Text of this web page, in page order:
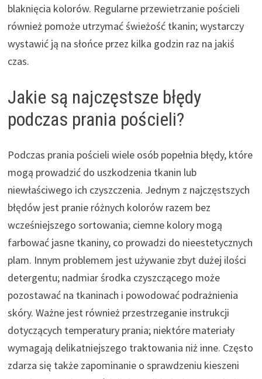
blaknięcia kolorów. Regularne przewietrzanie pościeli
również pomoże utrzymać świeżość tkanin; wystarczy
wystawić ją na słońce przez kilka godzin raz na jakiś
czas.
Jakie są najczęstsze błędy
podczas prania pościeli?
Podczas prania pościeli wiele osób popełnia błędy, które
mogą prowadzić do uszkodzenia tkanin lub
niewłaściwego ich czyszczenia. Jednym z najczęstszych
błędów jest pranie różnych kolorów razem bez
wcześniejszego sortowania; ciemne kolory mogą
farbować jasne tkaniny, co prowadzi do nieestetycznych
plam. Innym problemem jest używanie zbyt dużej ilości
detergentu; nadmiar środka czyszczącego może
pozostawać na tkaninach i powodować podrażnienia
skóry. Ważne jest również przestrzeganie instrukcji
dotyczących temperatury prania; niektóre materiały
wymagają delikatniejszego traktowania niż inne. Często
zdarza się także zapominanie o sprawdzeniu kieszeni